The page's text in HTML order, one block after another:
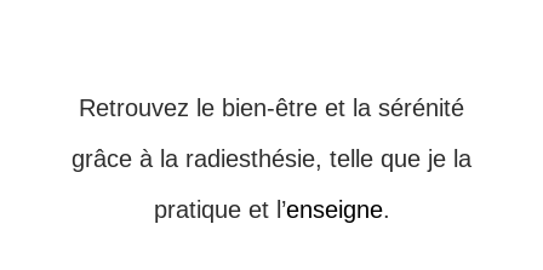
Retrouvez le bien-être et la sérénité
grâce à la radiesthésie, telle que je la
pratique et l’enseigne.